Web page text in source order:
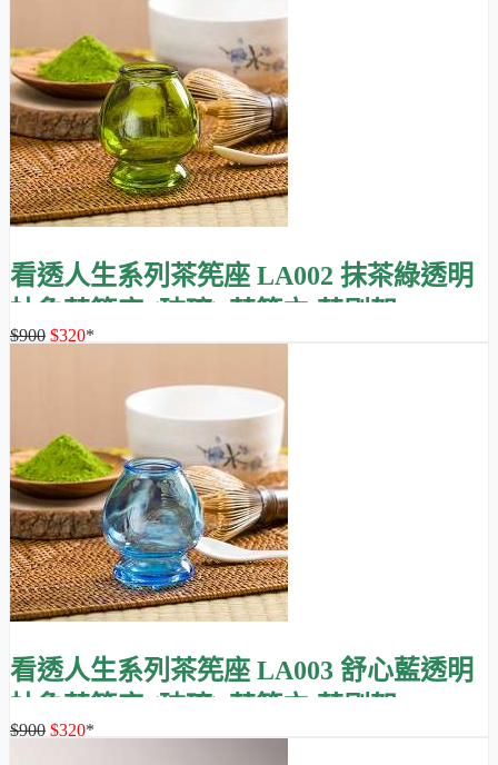
看透人生系列茶筅座 LA002 抹茶綠透明
抽象茶筅座 (玻璃)/茶筅立/茶刷架
$900 $320*
看透人生系列茶筅座 LA003 舒心藍透明
抽象茶筅座 (玻璃)/茶筅立/茶刷架
$900 $320*